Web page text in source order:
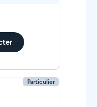
Particulier